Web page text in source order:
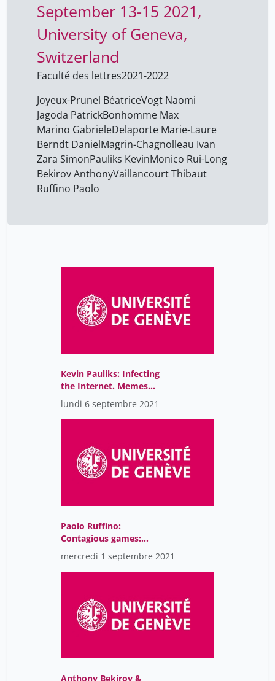
September 13-15 2021,
University of Geneva,
Switzerland
Faculté des lettres2021-2022
Joyeux-Prunel BéatriceVogt Naomi
Jagoda PatrickBonhomme Max
Marino GabrieleDelaporte Marie-Laure
Berndt DanielMagrin-Chagnolleau Ivan
Zara SimonPauliks KevinMonico Rui-Long
Bekirov AnthonyVaillancourt Thibaut
Ruffino Paolo
Kevin Pauliks: Infecting
the Internet. Memes
Between Virality and
Practice
lundi 6 septembre 2021
Paolo Ruffino:
Contagious games:
agency and affect in
videogame culture
mercredi 1 septembre 2021
Anthony Bekirov &